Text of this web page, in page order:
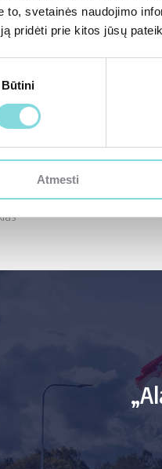
to, svetainės naudojimo
pridėti prie kitos jūsų
Būtini
Atmesti